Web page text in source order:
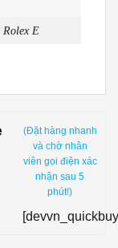
Rolex E
(Đặt hàng nhanh
và chờ nhân
viên gọi điện xác
nhận sau 5
phút!)